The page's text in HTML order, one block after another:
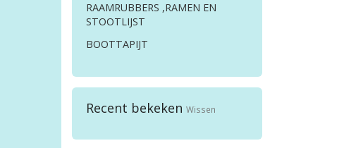
RAAMRUBBERS ,RAMEN EN
STOOTLIJST
BOOTTAPIJT
Recent bekeken Wissen